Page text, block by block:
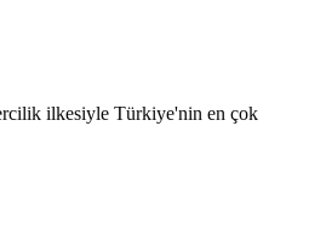
ilkesiyle Türkiye'nin en çok